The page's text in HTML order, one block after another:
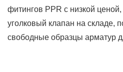
фитингов PPR с низкой
уголковый клапан на складе,
свободные образцы арматур